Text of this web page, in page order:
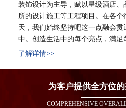
装饰设计为主导，赋以星级酒店
所的设计施工等工程项目。在各个
天，我们始终坚持吧这一点融会
中。创造生活中的每个亮点，满足
了解详情>>
为客户提供全方位
COMPREHENSIVE